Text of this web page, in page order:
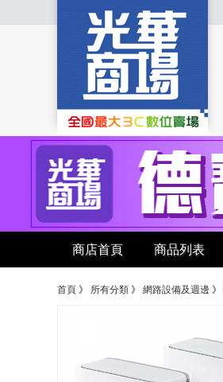
商店首頁 商品列表
首頁 》 所有分類 》 網路設備及週邊 》